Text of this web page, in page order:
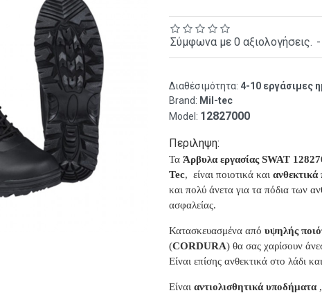
Διαθέσιμότητα: 4-10 εργάσιμες
Brand: Mil-tec
Model: 12827000
Σύμφωνα με 0 αξιολογήσεις. -
Περιληψη:
Τα Άρβυλα εργασίας SWAT
Tec, είναι ποιοτικά και ανθεκτικά
και πολύ άνετα για τα πόδια των
ασφαλείας.
Κατασκευασμένα από υψηλής
(CORDURA) θα σας χαρίσουν
Είναι επίσης ανθεκτικά στο λάδι
Είναι αντιολισθητικά υποδήματα